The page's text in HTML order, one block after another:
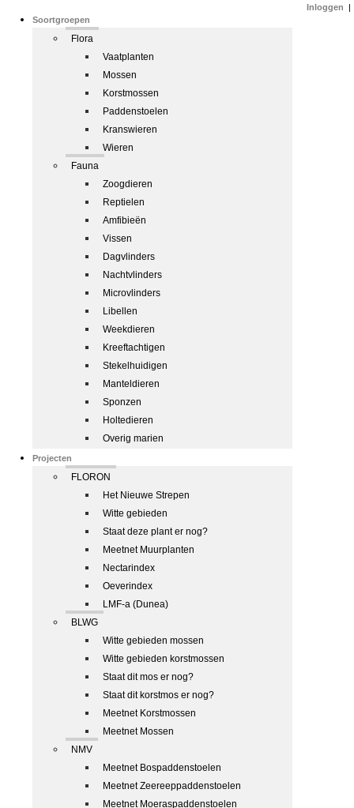
Soortgroepen
Flora
Vaatplanten
Mossen
Korstmossen
Paddenstoelen
Kranswieren
Wieren
Fauna
Zoogdieren
Reptielen
Amfibieën
Vissen
Dagvlinders
Nachtvlinders
Microvlinders
Libellen
Weekdieren
Kreeftachtigen
Stekelhuidigen
Manteldieren
Sponzen
Holtedieren
Overig marien
Projecten
FLORON
Het Nieuwe Strepen
Witte gebieden
Staat deze plant er nog?
Meetnet Muurplanten
Nectarindex
Oeverindex
LMF-a (Dunea)
BLWG
Witte gebieden mossen
Witte gebieden korstmossen
Staat dit mos er nog?
Staat dit korstmos er nog?
Meetnet Korstmossen
Meetnet Mossen
NMV
Meetnet Bospaddenstoelen
Meetnet Zeereeppaddenstoelen
Meetnet Moeraspaddenstoelen
Inloggen |